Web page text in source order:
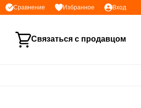
Сравнение Избранное Вход
Связаться с продавцом